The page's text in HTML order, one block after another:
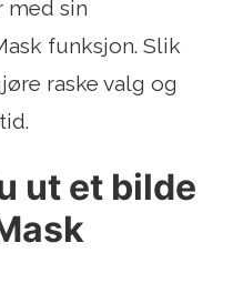
med sin
funksjon. Slik
raske valg og
ut et bilde